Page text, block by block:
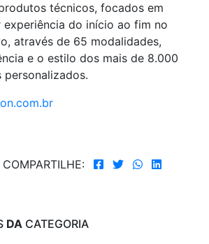
técnicos, focados em
do início ao fim no
através de 65 modalidades,
e o estilo dos mais de 8.000
DA CATEGORIA